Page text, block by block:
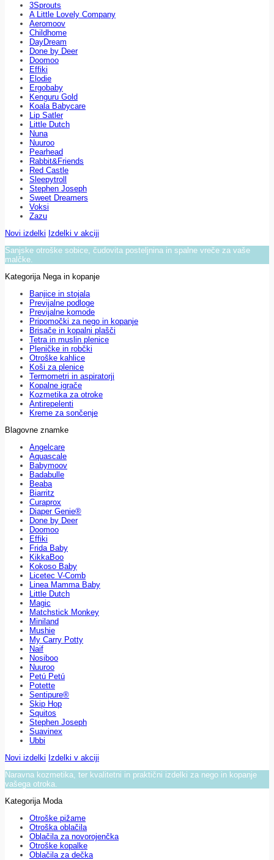
3Sprouts
A Little Lovely Company
Aeromoov
Childhome
DayDream
Done by Deer
Doomoo
Effiki
Elodie
Ergobaby
Kenguru Gold
Koala Babycare
Lip Satler
Little Dutch
Nuna
Nuuroo
Pearhead
Rabbit&Friends
Red Castle
Sleepytroll
Stephen Joseph
Sweet Dreamers
Voksi
Zazu
Novi izdelki Izdelki v akciji
Sanjske otroške sobice, čudovita posteljnina in spalne vreče za vaše
malčke.
Kategorija Nega in kopanje
Banjice in stojala
Previjalne podloge
Previjalne komode
Pripomočki za nego in kopanje
Brisače in kopalni plašči
Tetra in muslin plenice
Pleničke in robčki
Otroške kahlice
Koši za plenice
Termometri in aspiratorji
Kopalne igrače
Kozmetika za otroke
Antirepelenti
Kreme za sončenje
Blagovne znamke
Angelcare
Aquascale
Babymoov
Badabulle
Beaba
Biarritz
Curaprox
Diaper Genie®
Done by Deer
Doomoo
Effiki
Frida Baby
KikkaBoo
Kokoso Baby
Licetec V-Comb
Linea Mamma Baby
Little Dutch
Magic
Matchstick Monkey
Miniland
Mushie
My Carry Potty
Naif
Nosiboo
Nuuroo
Petú Petú
Potette
Sentipure®
Skip Hop
Squitos
Stephen Joseph
Suavinex
Ubbi
Novi izdelki Izdelki v akciji
Naravna kozmetika, ter kvalitetni in praktični izdelki za nego in kopanje
vašega otroka.
Kategorija Moda
Otroške pižame
Otroška oblačila
Oblačila za novorojenčka
Otroške kopalke
Oblačila za dečka